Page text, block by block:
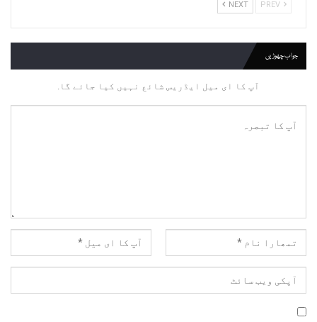
NEXT
جواب چھوڑیں
آپ کا ای میل ایڈریس شائع نہیں کیا جائے گا.